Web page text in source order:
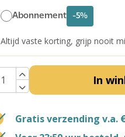
Abonnement -5%
Altijd vaste korting, grijp nooit
In
Gratis verzending v.a.